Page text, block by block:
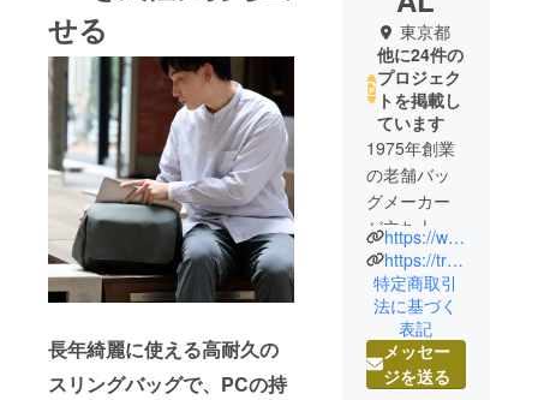
せる
長年綺麗に使える高耐久の
スリングバッグで、PCの持
東京都
他に24件の
プロジェク
トを掲載し
ています
1975年創業
の老舗バッ
グメーカー
が立ち上げ
たブラン
ド"TRIDEAL"
です。
TRIDEALと
は3を意味す
https://www.instagram.com/trideal_official/
https://trideal.jp/
特定商取引
法に基づく
表記
メッセー
ジを送る